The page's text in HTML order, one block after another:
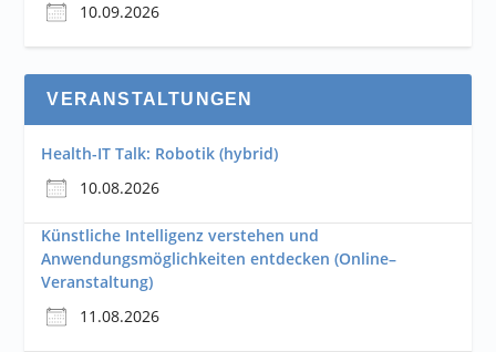
10.09.2026
VERANSTALTUNGEN
Health-IT Talk: Robotik (hybrid)
10.08.2026
Künstliche Intelligenz verstehen und
Anwendungsmöglichkeiten entdecken (Online–
Veranstaltung)
11.08.2026